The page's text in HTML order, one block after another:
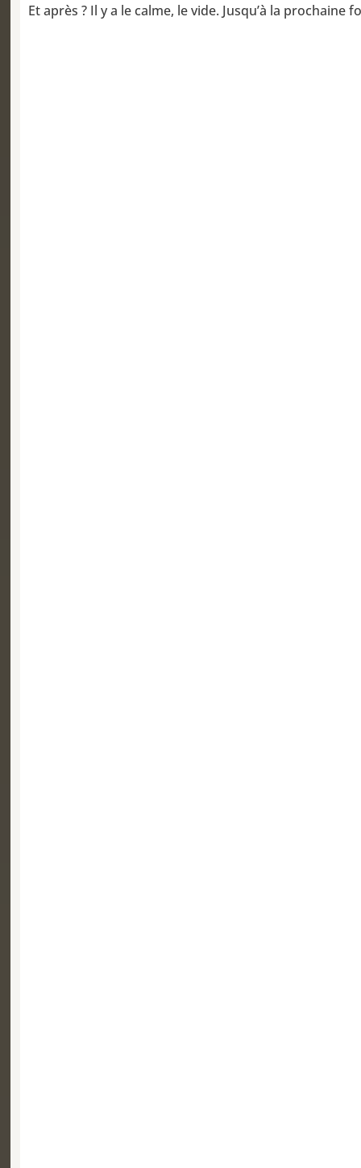
Et après ? Il y a le calme, le vide. Jusqu’à la prochaine